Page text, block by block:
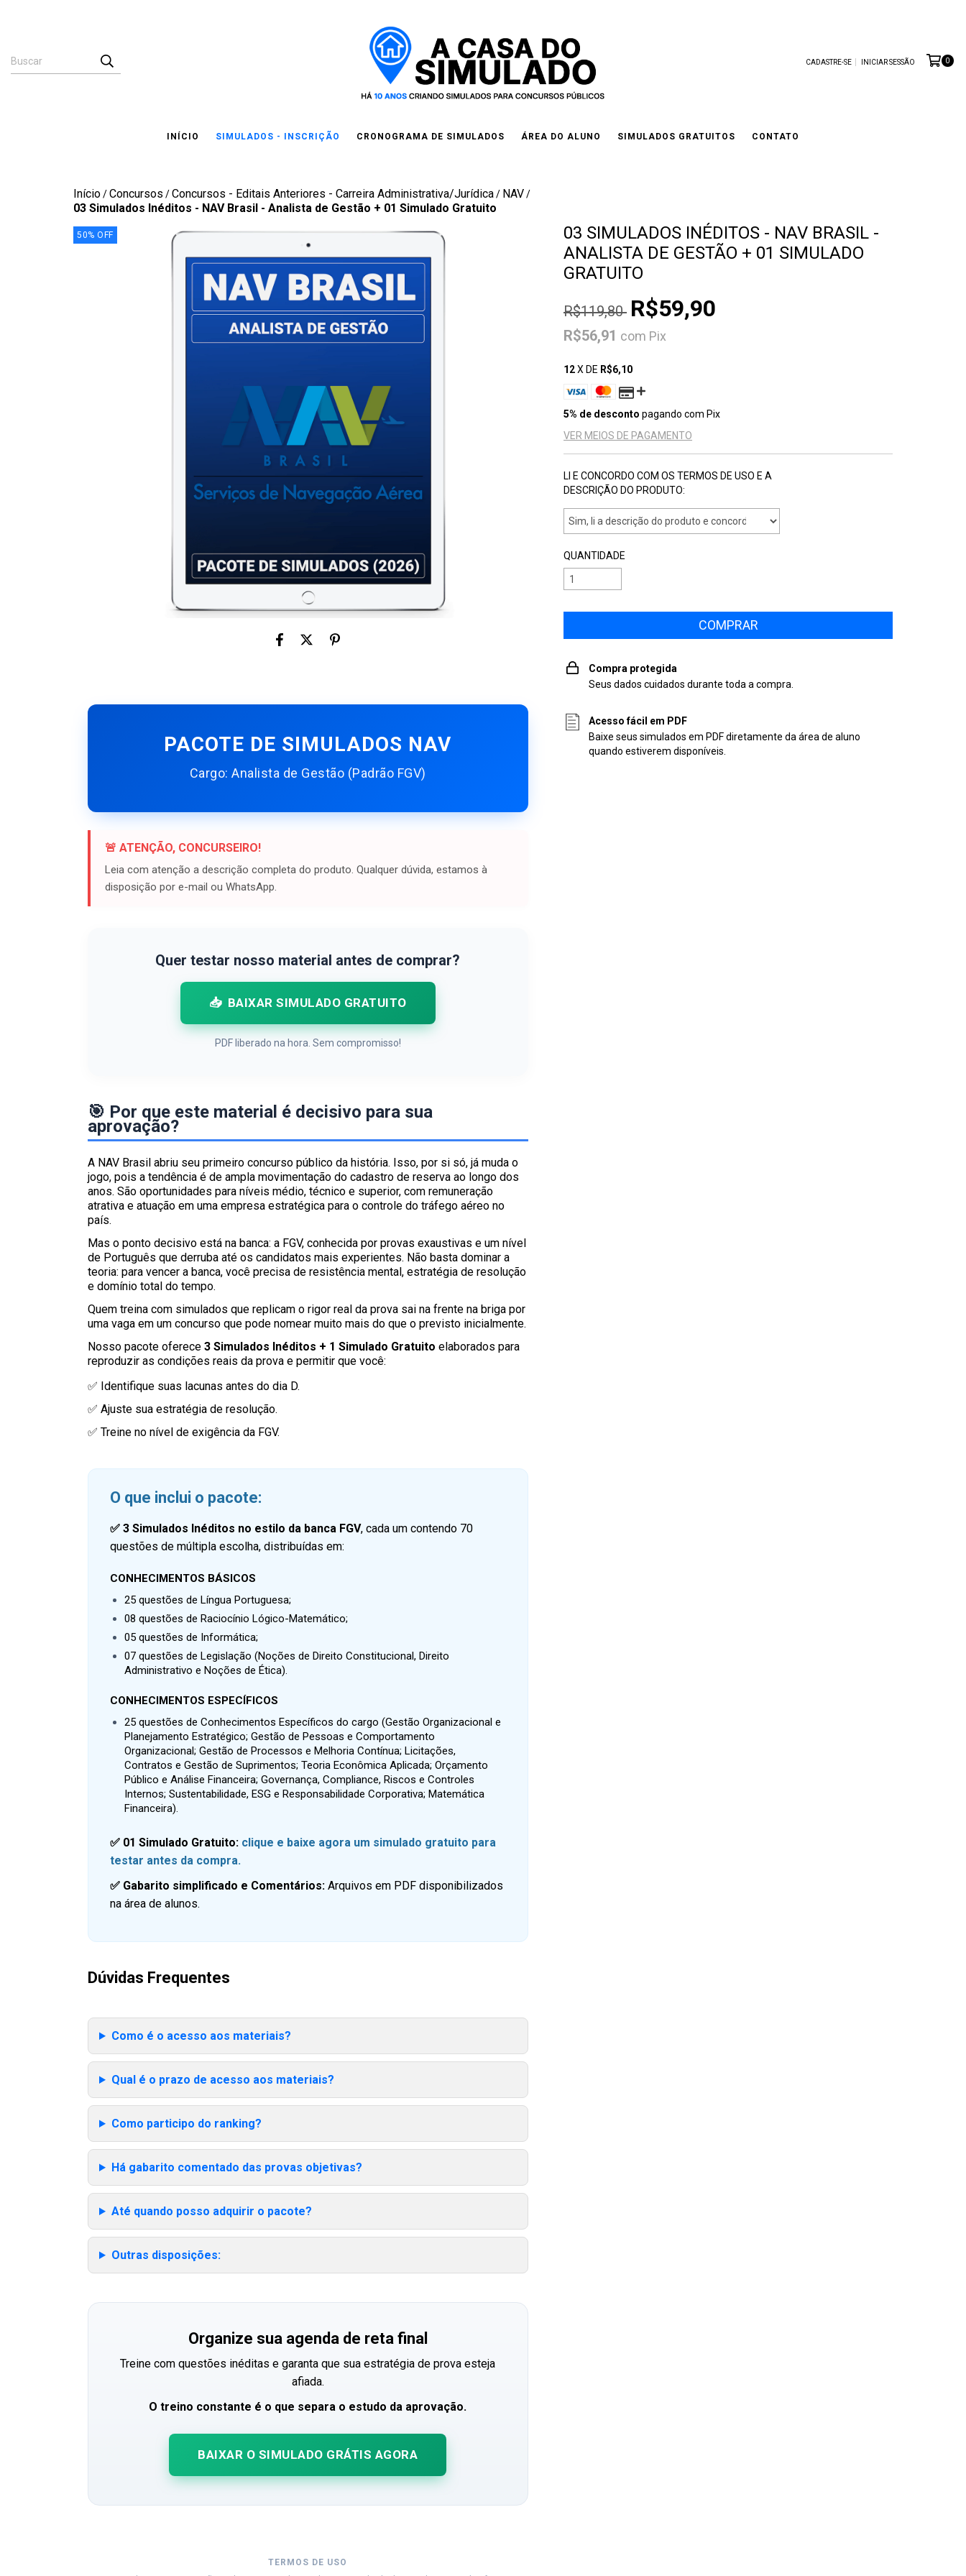
CADASTRE-SE INICIAR SESSÃO 0
INÍCIO SIMULADOS - INSCRIÇÃO CRONOGRAMA DE SIMULADOS ÁREA DO ALUNO SIMULADOS GRATUITOS CONTATO
Início/Concursos /Concursos - Editais Anteriores - Carreira Administrativa/Jurídica/ NAV/
03 Simulados Inéditos - NAV Brasil - Analista de Gestão + 01 Simulado Gratuito
50% OFF
PACOTE DE SIMULADOS NAV
Cargo: Analista de Gestão (Padrão FGV)
🚨 ATENÇÃO, CONCURSEIRO!
Leia com atenção a descrição completa do produto. Qualquer dúvida, estamos à
disposição por e-mail ou WhatsApp.
Quer testar nosso material antes de comprar?
📥 BAIXAR SIMULADO GRATUITO
PDF liberado na hora. Sem compromisso!
🎯 Por que este material é decisivo para sua
aprovação?
A NAV Brasil abriu seu primeiro concurso público da história. Isso, por si só, já muda o
jogo, pois a tendência é de ampla movimentação do cadastro de reserva ao longo dos
anos. São oportunidades para níveis médio, técnico e superior, com remuneração
atrativa e atuação em uma empresa estratégica para o controle do tráfego aéreo no
país.
Mas o ponto decisivo está na banca: a FGV, conhecida por provas exaustivas e um nível
de Português que derruba até os candidatos mais experientes. Não basta dominar a
teoria: para vencer a banca, você precisa de resistência mental, estratégia de resolução
e domínio total do tempo.
Quem treina com simulados que replicam o rigor real da prova sai na frente na briga por
uma vaga em um concurso que pode nomear muito mais do que o previsto inicialmente.
Nosso pacote oferece 3 Simulados Inéditos + 1 Simulado Gratuito elaborados para
reproduzir as condições reais da prova e permitir que você:
✅ Identifique suas lacunas antes do dia D.
✅ Ajuste sua estratégia de resolução.
✅ Treine no nível de exigência da FGV.
O que inclui o pacote:
✅ 3 Simulados Inéditos no estilo da banca FGV, cada um contendo 70
questões de múltipla escolha, distribuídas em:
CONHECIMENTOS BÁSICOS
25 questões de Língua Portuguesa;
08 questões de Raciocínio Lógico-Matemático;
05 questões de Informática;
07 questões de Legislação (Noções de Direito Constitucional, Direito
Administrativo e Noções de Ética).
CONHECIMENTOS ESPECÍFICOS
25 questões de Conhecimentos Específicos do cargo (Gestão Organizacional e
Planejamento Estratégico; Gestão de Pessoas e Comportamento
Organizacional; Gestão de Processos e Melhoria Contínua; Licitações,
Contratos e Gestão de Suprimentos; Teoria Econômica Aplicada; Orçamento
Público e Análise Financeira; Governança, Compliance, Riscos e Controles
Internos; Sustentabilidade, ESG e Responsabilidade Corporativa; Matemática
Financeira).
✅ 01 Simulado Gratuito: clique e baixe agora um simulado gratuito para
testar antes da compra.
✅ Gabarito simplificado e Comentários: Arquivos em PDF disponibilizados
na área de alunos.
Dúvidas Frequentes
Como é o acesso aos materiais?
Qual é o prazo de acesso aos materiais?
Como participo do ranking?
Há gabarito comentado das provas objetivas?
Até quando posso adquirir o pacote?
Outras disposições:
Organize sua agenda de reta final
Treine com questões inéditas e garanta que sua estratégia de prova esteja
afiada.
O treino constante é o que separa o estudo da aprovação.
BAIXAR O SIMULADO GRÁTIS AGORA
TERMOS DE USO
03 SIMULADOS INÉDITOS - NAV BRASIL -
ANALISTA DE GESTÃO + 01 SIMULADO
GRATUITO
R$119,80 R$59,90
R$56,91 com Pix
12X DE R$6,10
5% de desconto pagando com Pix
VER MEIOS DE PAGAMENTO
LI E CONCORDO COM OS TERMOS DE USO E A
DESCRIÇÃO DO PRODUTO:
QUANTIDADE
Compra protegida
Seus dados cuidados durante toda a compra.
Acesso fácil em PDF
Baixe seus simulados em PDF diretamente da área de aluno
quando estiverem disponíveis.